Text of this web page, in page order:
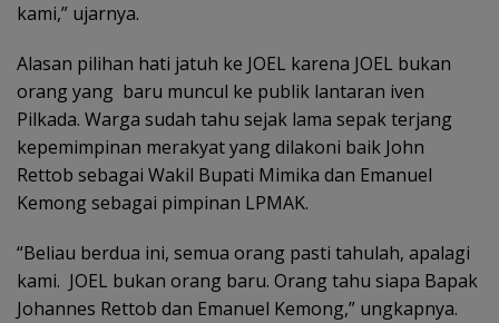
kami,” ujarnya.
Alasan pilihan hati jatuh ke JOEL karena JOEL bukan
orang yang baru muncul ke publik lantaran iven
Pilkada. Warga sudah tahu sejak lama sepak terjang
kepemimpinan merakyat yang dilakoni baik John
Rettob sebagai Wakil Bupati Mimika dan Emanuel
Kemong sebagai pimpinan LPMAK.
“Beliau berdua ini, semua orang pasti tahulah, apalagi
kami. JOEL bukan orang baru. Orang tahu siapa Bapak
Johannes Rettob dan Emanuel Kemong,” ungkapnya.